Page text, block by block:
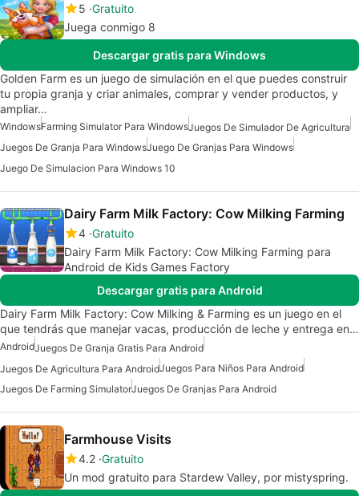
5 Gratuito
Juega conmigo 8
Descargar gratis para Windows
Golden Farm es un juego de simulación en el que puedes construir
tu propia granja y criar animales, comprar y vender productos, y
ampliar…
WindowsFarming Simulator Para WindowsJuegos De Simulador De Agricultura
Juegos De Granja Para WindowsJuego De Granjas Para Windows
Juego De Simulacion Para Windows 10
Dairy Farm Milk Factory: Cow Milking Farming
4 Gratuito
Dairy Farm Milk Factory: Cow Milking Farming para
Android de Kids Games Factory
Descargar gratis para Android
Dairy Farm Milk Factory: Cow Milking & Farming es un juego en el
que tendrás que manejar vacas, producción de leche y entrega en…
AndroidJuegos De Granja Gratis Para Android
Juegos De Agricultura Para AndroidJuegos Para Niños Para Android
Juegos De Farming SimulatorJuegos De Granjas Para Android
Farmhouse Visits
4.2 Gratuito
Un mod gratuito para Stardew Valley, por mistyspring.